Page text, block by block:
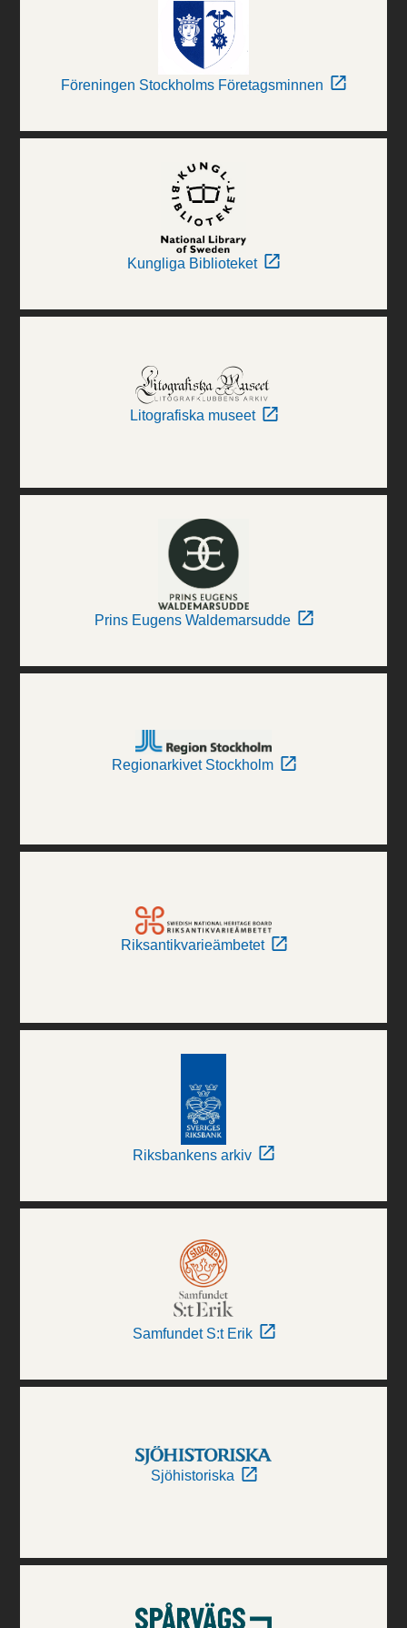
Föreningen Stockholms Företagsminnen
Kungliga Biblioteket
Litografiska museet
Prins Eugens Waldemarsudde
Regionarkivet Stockholm
Riksantikvarieämbetet
Riksbankens arkiv
Samfundet S:t Erik
Sjöhistoriska